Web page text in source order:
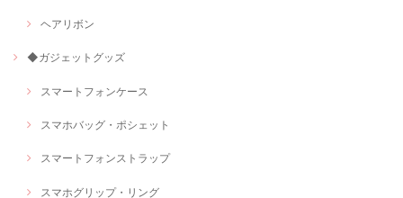
ヘアリボン
◆ガジェットグッズ
スマートフォンケース
スマホバッグ・ポシェット
スマートフォンストラップ
スマホグリップ・リング